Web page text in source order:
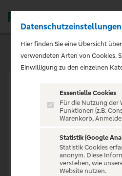
Datenschutzeinstellungen
Hier finden Sie eine Übersicht
verwendeten Arten von Cookies.
Einwilligung zu den einzelnen
Essentielle Cookies
Für die Nutzung der
Funktionen (z.B.
Warenkorb,
Statistik (Google
Statistik Cookies
anonym. Diese
verstehen, wie
Website nutzen.